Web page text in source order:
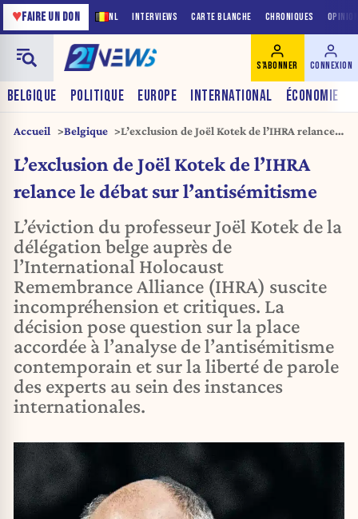
NL INTERVIEWS CARTE BLANCHE CHRONIQUES
♥FAIRE UN DON
BELGIQUE POLITIQUE EUROPE INTERNATIONAL ÉCONOMIE
S'ABONNER CONNEXION
Accueil Belgique
L’exclusion de Joël Kotek de l’IHRA relance
L’exclusion de Joël Kotek de l’IHRA
relance le débat sur l’antisémitisme
L’éviction du professeur Joël Kotek de la
délégation belge auprès de
l’International Holocaust
Remembrance Alliance (IHRA) suscite
incompréhension et critiques. La
décision pose question sur la place
accordée à l’analyse de l’antisémitisme
contemporain et sur la liberté de parole
des experts au sein des instances
internationales.